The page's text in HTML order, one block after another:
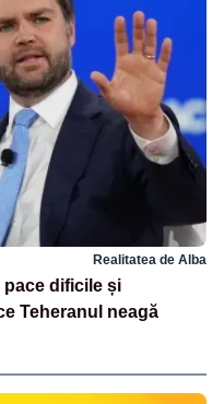
Realitatea de Alba
pace dificile și
Teheranul neagă